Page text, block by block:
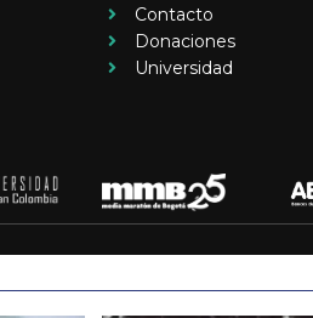
Contacto
Donaciones
Universidad